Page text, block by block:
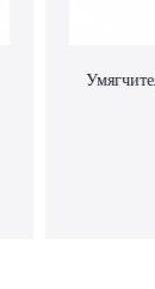
WaterBoss